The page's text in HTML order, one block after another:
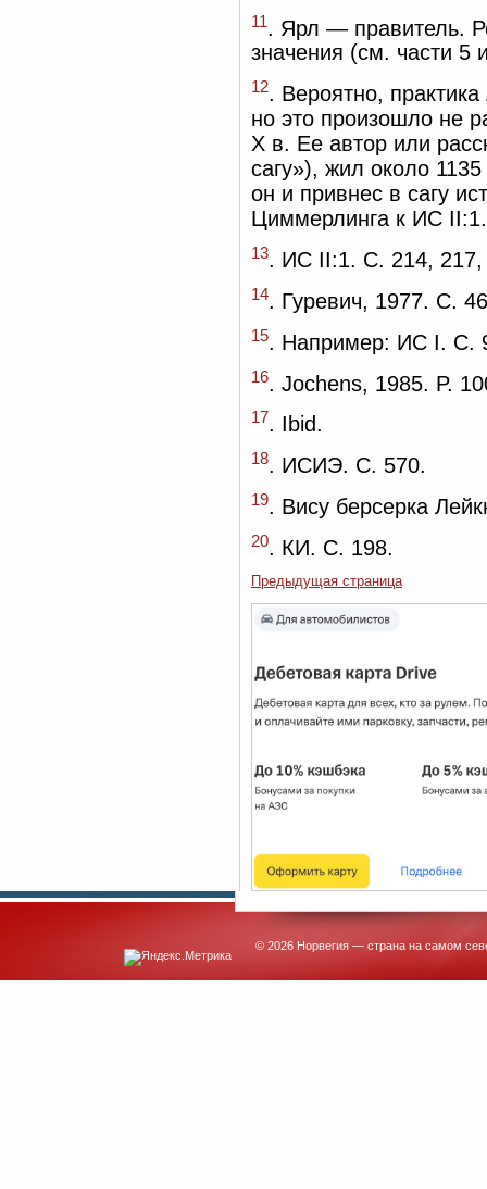
11
. Ярл — правитель.
значения (см. части 5
12. Вероятно, практика
но это произошло не
X в. Ее автор или
сагу»), жил около
он и привнес в сагу
Циммерлинга к ИС
13. ИС II:1. С. 214, 217,
14. Гуревич, 1977. С.
15. Например: ИС I. С.
16 . Jochens, 1985. P.
17. Ibid.
18. ИСИЭ. С. 570.
19. Вису берсерка
20. КИ. С. 198.
Предыдущая страница
© 2026 Норвегия — страна на самом